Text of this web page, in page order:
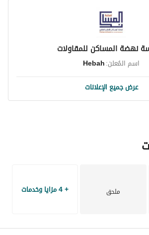
نهضة المساكن للمقاولات
اسم المُعلن:Hebah
عرض جميع الإعلانات
ملحق + 4 مزايا وخدمات